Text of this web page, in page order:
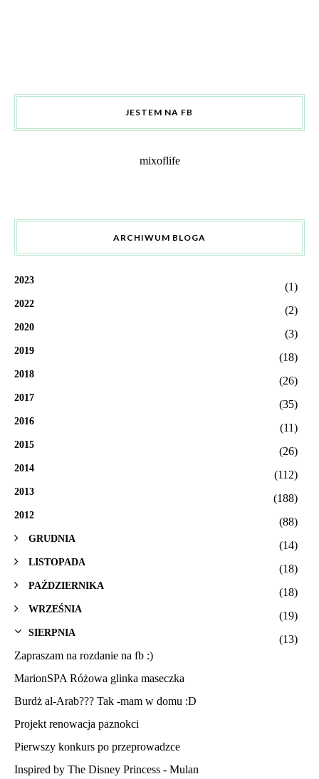
JESTEM NA FB
mixoflife
ARCHIWUM BLOGA
2023
(1)
2022
(2)
2020
(3)
2019
(18)
2018
(26)
2017
(35)
2016
(11)
2015
(26)
2014
(112)
2013
(188)
2012
(88)
GRUDNIA
(14)
LISTOPADA
(18)
PAŹDZIERNIKA
(18)
WRZEŚNIA
(19)
SIERPNIA
(13)
Zapraszam na rozdanie na fb :)
MarionSPA Różowa glinka maseczka
Burdż al-Arab??? Tak -mam w domu :D
Projekt renowacja paznokci
Pierwszy konkurs po przeprowadzce
Inspired by The Disney Princess - Mulan